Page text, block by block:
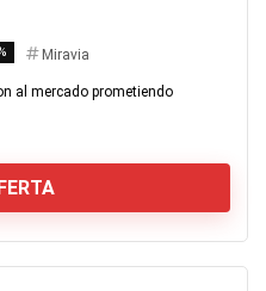
Miravia
al mercado prometiendo